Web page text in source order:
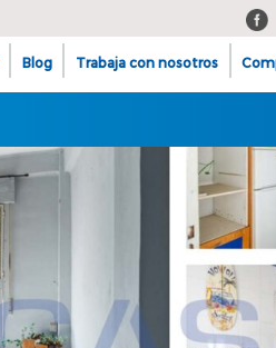
Blog Trabaja con nosotros